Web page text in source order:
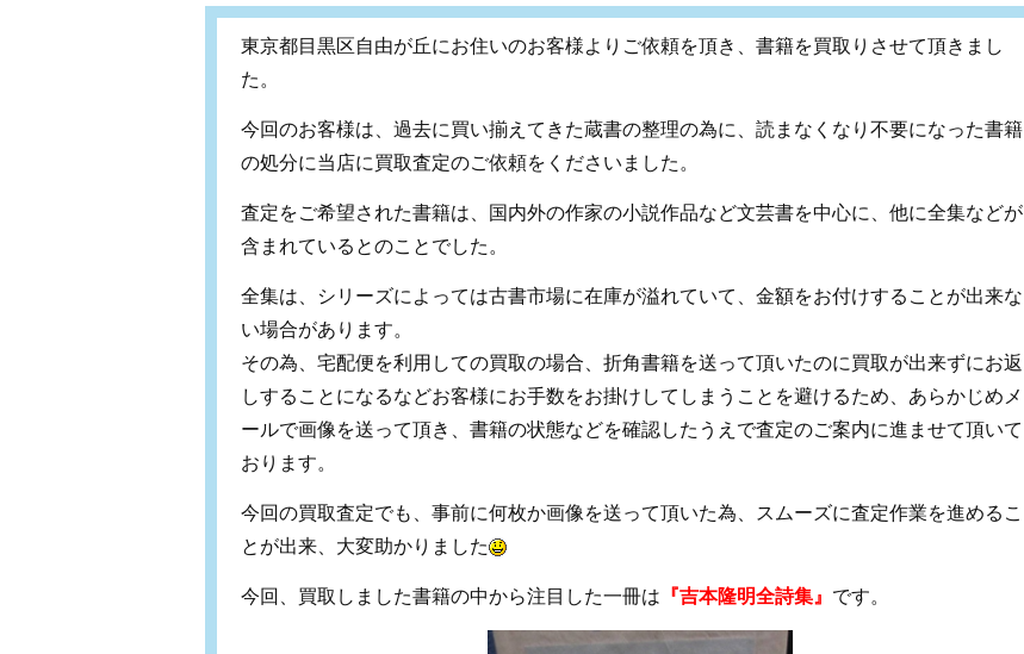
東京都目黒区自由が丘にお住いのお客様よりご依頼を頂き、書籍を買取りさせて頂きまし
た。
今回のお客様は、過去に買い揃えてきた蔵書の整理の為に、読まなくなり不要になった書籍
の処分に当店に買取査定のご依頼をくださいました。
査定をご希望された書籍は、国内外の作家の小説作品など文芸書を中心に、他に全集などが
含まれているとのことでした。
全集は、シリーズによっては古書市場に在庫が溢れていて、金額をお付けすることが出来な
い場合があります。
その為、宅配便を利用しての買取の場合、折角書籍を送って頂いたのに買取が出来ずにお返
しすることになるなどお客様にお手数をお掛けしてしまうことを避けるため、あらかじめメ
ールで画像を送って頂き、書籍の状態などを確認したうえで査定のご案内に進ませて頂いて
おります。
今回の買取査定でも、事前に何枚か画像を送って頂いた為、スムーズに査定作業を進めるこ
とが出来、大変助かりました
今回、買取しました書籍の中から注目した一冊は 『吉本隆明全詩集』 です。